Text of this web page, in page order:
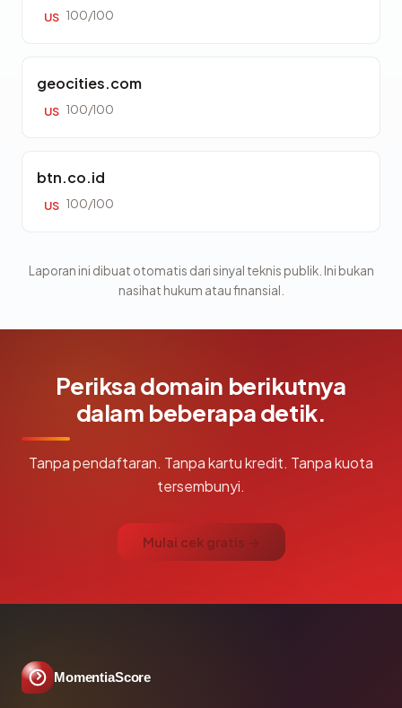
US 100/100
geocities.com
US 100/100
btn.co.id
US 100/100
Laporan ini dibuat otomatis dari sinyal teknis publik. Ini bukan
nasihat hukum atau finansial.
Periksa domain berikutnya
dalam beberapa detik.
Tanpa pendaftaran. Tanpa kartu kredit. Tanpa kuota
tersembunyi.
Mulai cek gratis →
MomentiaScore